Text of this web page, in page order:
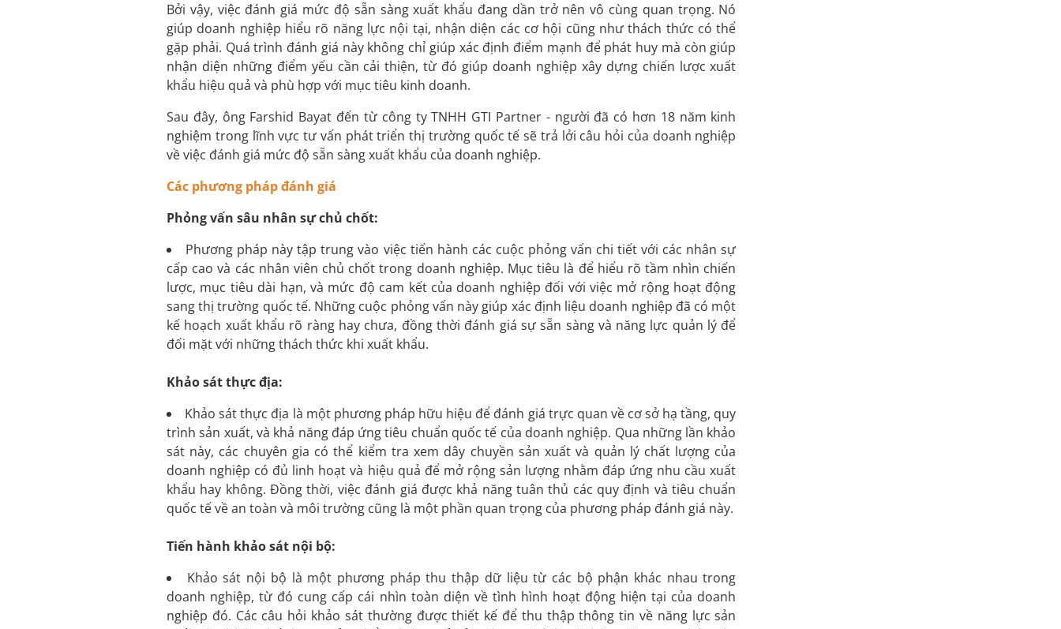
Bởi vậy, việc đánh giá mức độ sẵn sàng xuất khẩu đang dần trở nên vô cùng quan trọng. Nó
giúp doanh nghiệp hiểu rõ năng lực nội tại, nhận diện các cơ hội cũng như thách thức có thể
gặp phải. Quá trình đánh giá này không chỉ giúp xác định điểm mạnh để phát huy mà còn giúp
nhận diện những điểm yếu cần cải thiện, từ đó giúp doanh nghiệp xây dựng chiến lược xuất
khẩu hiệu quả và phù hợp với mục tiêu kinh doanh.
Sau đây, ông Farshid Bayat đến từ công ty TNHH GTI Partner - người đã có hơn 18 năm kinh
nghiệm trong lĩnh vực tư vấn phát triển thị trường quốc tế sẽ trả lởi câu hỏi của doanh nghiệp
về việc đánh giá mức độ sẵn sàng xuất khẩu của doanh nghiệp.
Các phương pháp đánh giá
Phỏng vấn sâu nhân sự chủ chốt:
Phương pháp này tập trung vào việc tiến hành các cuộc phỏng vấn chi tiết với các nhân sự
cấp cao và các nhân viên chủ chốt trong doanh nghiệp. Mục tiêu là để hiểu rõ tầm nhìn chiến
lược, mục tiêu dài hạn, và mức độ cam kết của doanh nghiệp đối với việc mở rộng hoạt động
sang thị trường quốc tế. Những cuộc phỏng vấn này giúp xác định liệu doanh nghiệp đã có một
kế hoạch xuất khẩu rõ ràng hay chưa, đồng thời đánh giá sự sẵn sàng và năng lực quản lý để
đối mặt với những thách thức khi xuất khẩu.
Khảo sát thựcđịa:
Khảo sát thực địa là một phương pháp hữu hiệu để đánh giá trực quan về cơ sở hạ tầng, quy
trình sản xuất, và khả năng đáp ứng tiêu chuẩn quốc tế của doanh nghiệp. Qua những lần khảo
sát này, các chuyên gia có thể kiểm tra xem dây chuyền sản xuất và quản lý chất lượng của
doanh nghiệp có đủ linh hoạt và hiệu quả để mở rộng sản lượng nhằm đáp ứng nhu cầu xuất
khẩu hay không. Đồng thời, việc đánh giá được khả năng tuân thủ các quy định và tiêu chuẩn
quốc tế về an toàn và môi trường cũng là một phần quan trọng của phương pháp đánh giá này.
Tiến hành khảo sát nội bộ:
Khảo sát nội bộ là một phương pháp thu thập dữ liệu từ các bộ phận khác nhau trong
doanh nghiệp, từ đó cung cấp cái nhìn toàn diện về tình hình hoạt động hiện tại của doanh
nghiệp đó. Các câu hỏi khảo sát thường được thiết kế để thu thập thông tin về năng lực sản